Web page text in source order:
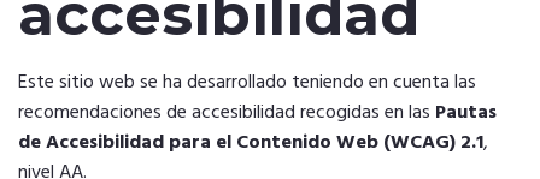
accesibilidad
Este sitio web se ha desarrollado teniendo en cuenta las
recomendaciones de accesibilidad recogidas en las Pautas
de Accesibilidad para el Contenido Web (WCAG) 2.1,